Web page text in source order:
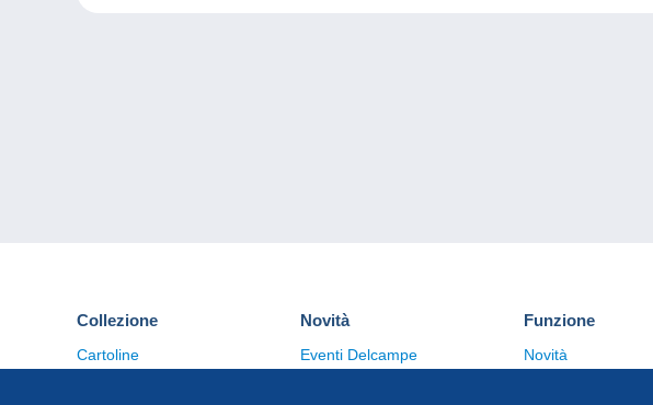
Collezione
Cartoline
Novità
Eventi Delcampe
Funzione
Novità